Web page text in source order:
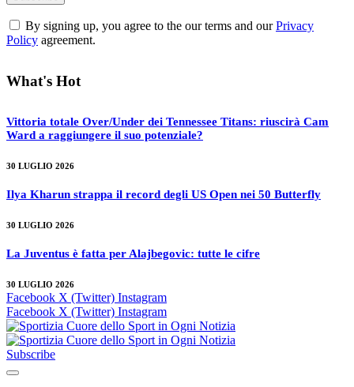
By signing up, you agree to the our terms and ourPrivacy
Policy agreement.
What's Hot
Vittoria totale Over/Under dei Tennessee Titans: riuscirà Cam
Ward a raggiungere il suo potenziale?
30 LUGLIO 2026
Ilya Kharun strappa il record degli US Open nei 50 Butterfly
30 LUGLIO 2026
La Juventus è fatta per Alajbegovic: tutte le cifre
30 LUGLIO 2026
Facebook X (Twitter) Instagram
Facebook X (Twitter) Instagram
Subscribe